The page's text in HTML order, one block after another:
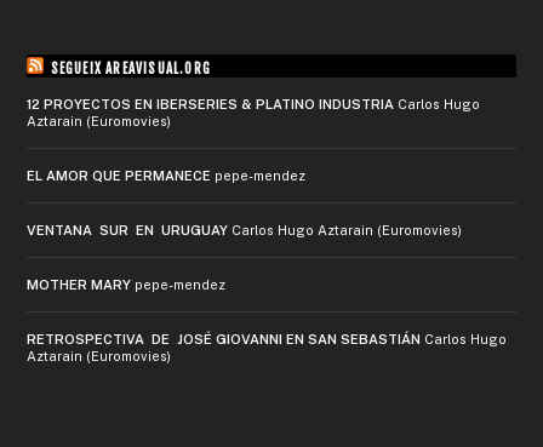
SEGUEIX AREAVISUAL.ORG
12 PROYECTOS EN IBERSERIES & PLATINO INDUSTRIA Carlos Hugo
Aztarain (Euromovies)
EL AMOR QUE PERMANECE pepe-mendez
VENTANA SUR EN URUGUAY Carlos Hugo Aztarain (Euromovies)
MOTHER MARY pepe-mendez
RETROSPECTIVA DE JOSÉ GIOVANNI EN SAN SEBASTIÁN Carlos Hugo
Aztarain (Euromovies)